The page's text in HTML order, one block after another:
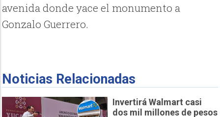
avenida donde yace el monumento a
Gonzalo Guerrero.
Noticias Relacionadas
Invertirá Walmart casi
dos mil millones de pesos